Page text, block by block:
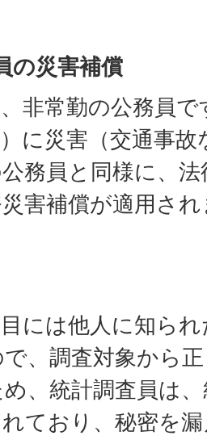
の災害補償
非常勤の公務員
）に災害（交通事
務員と同様に、
害補償が適用さ
には他人に知ら
、調査対象から
、統計調査員は
ており、秘密を